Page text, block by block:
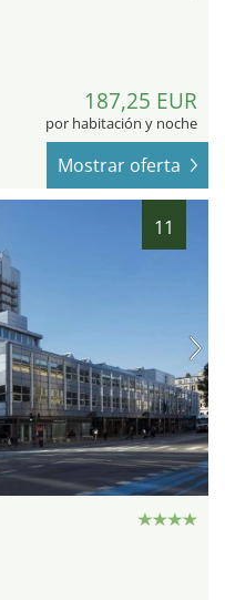
187,25 EUR
por habitación y noche
Mostrar oferta
11